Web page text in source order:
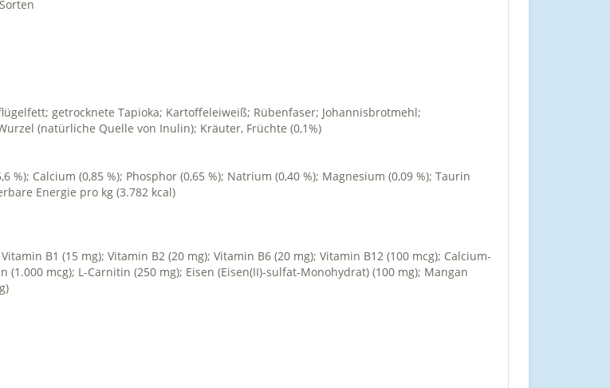
getrocknete Tapioka; Kartoffeleiweiß; Rübenfaser; Johannisbrotmehl;
(natürliche Quelle von Inulin); Kräuter, Früchte (0,1%)
%); Calcium (0,85 %); Phosphor (0,65 %); Natrium (0,40 %); Magnesium (0,09 %); Taurin
Energie pro kg (3.782 kcal)
B1 (15 mg); Vitamin B2 (20 mg); Vitamin B6 (20 mg); Vitamin B12 (100 mcg); Calcium-
mcg); L-Carnitin (250 mg); Eisen (Eisen(II)-sulfat-Monohydrat) (100 mg); Mangan